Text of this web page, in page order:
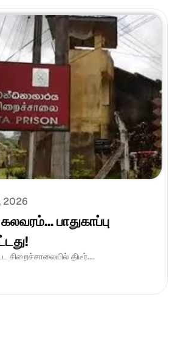
2026
பாதுகாப்பு
சிறைச்சாலையில் திடீர்....